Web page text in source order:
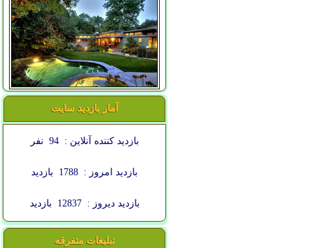
آمار بازدید سایت
بازدید کننده آنلاین : 94 نفر
بازدید امروز : 1788 بازدید
بازدید دیروز : 12837 بازدید
تبلیغات متفرقه